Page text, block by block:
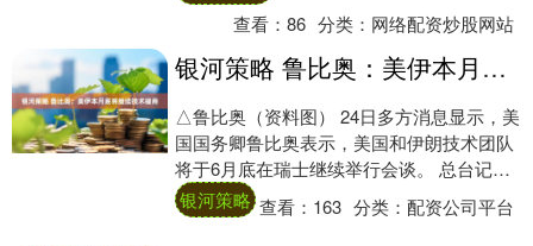
查看：86 分类： 网络配资炒股网站
银河策略 鲁比奥：美伊本月底将继续技术磋商
△鲁比奥（资料图） 24日多方消息显示，美
国国务卿鲁比奥表示，美国和伊朗技术团队
将于6月底在瑞士继续举行会谈。 总台记者
获悉，鲁比奥表示美伊下一轮技术层级谈判
预....
银河策略 查看： 163 分类：配资公司平台